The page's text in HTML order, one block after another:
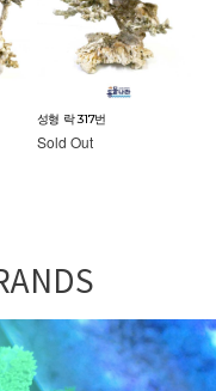
성형 락 317번
Sold Out